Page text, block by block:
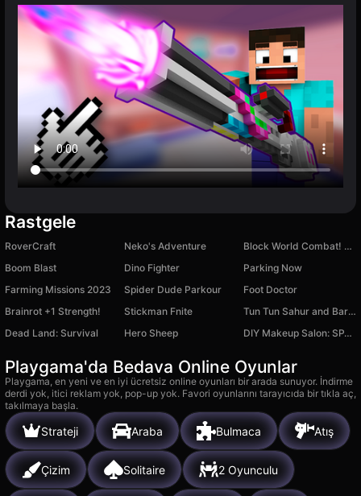
Rastgele
RoverCraft Neko's Adventure
Block World Combat! Draw Noob's Super Punch!
Boom Blast
Dino Fighter
Parking Now
Farming Missions 2023
Spider Dude Parkour
Foot Doctor
Brainrot +1 Strength!
Stickman Fnite
Tun Tun Sahur and Barry's Prison
Dead Land: Survival
Hero Sheep DIY Makeup Salon: SPA Makeover
Playgama'da Bedava Online Oyunlar
Playgama, en yeni ve en iyi ücretsiz online oyunları bir arada sunuyor. İndirme
derdi yok, itici reklam yok, pop-up yok. Favori oyunlarını tarayıcıda bir tıkla aç,
takılmaya başla.
Strateji Araba Bulmaca Atış
Çizim Solitaire 2 Oyunculu